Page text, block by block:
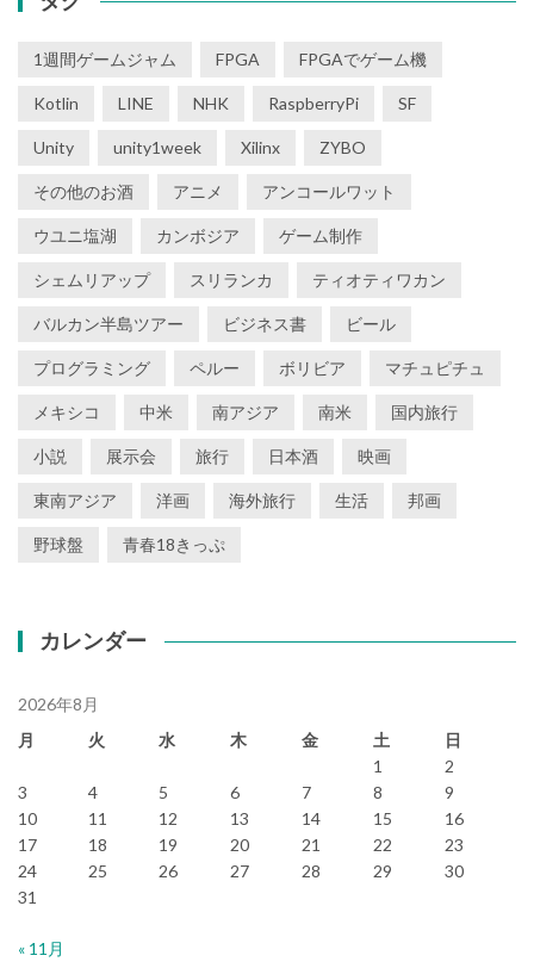
1週間ゲームジャム FPGA FPGAでゲーム機
Kotlin LINE NHK RaspberryPi SF
Unity unity1week Xilinx ZYBO
その他のお酒 アニメ アンコールワット
ウユニ塩湖 カンボジア ゲーム制作
シェムリアップ スリランカ ティオティワカン
バルカン半島ツアー ビジネス書 ビール
プログラミング ペルー ボリビア マチュピチュ
メキシコ 中米 南アジア 南米 国内旅行
小説 展示会 旅行 日本酒 映画
東南アジア 洋画 海外旅行 生活 邦画
野球盤 青春18きっぷ
カレンダー
2026年8月
月
火 水 木 金 土
日
1
2
3
4 5 6 7 8
9
10
11 12 13 14 15
16
17
18 19 20 21 22
23
24
25 26 27 28 29
30
31
« 11月